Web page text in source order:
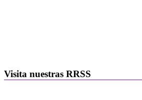
Visita nuestras RRSS